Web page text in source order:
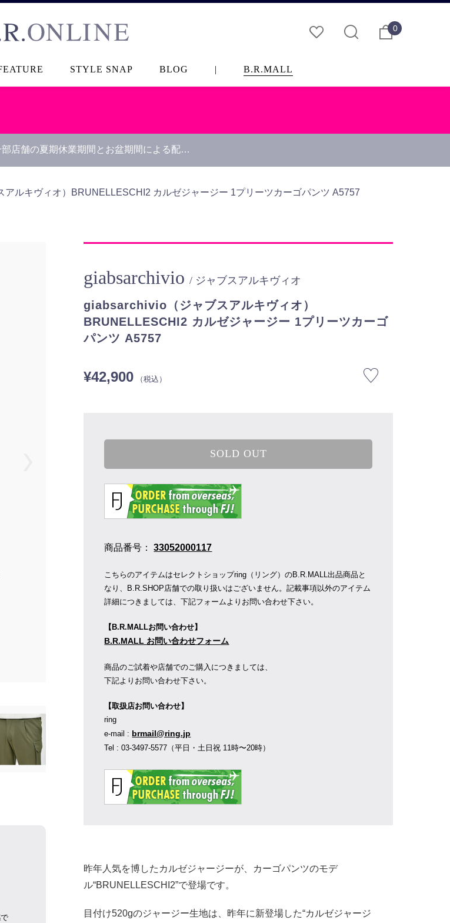
0
STYLE SNAP BLOG | B.R.MALL
部店舗の夏期休業期間とお盆期間による配…
ルキヴィオ） BRUNELLESCHI2 カルゼジャージー 1プリーツカーゴパンツ A5757
giabsarchivio/ ジャブスアルキヴィオ
giabsarchivio（ジャブスアルキヴィオ）
BRUNELLESCHI2 カルゼジャージー 1プリーツカーゴ
パンツ A5757
¥42,900 （税込）
SOLD OUT
商品番号：33052000117
こちらのアイテムはセレクトショップring（リング）のB.R.MALL出品商品と
なり、B.R.SHOP店舗での取り扱いはございません。記載事項以外のアイテム
詳細につきましては、下記フォームよりお問い合わせ下さい。
【B.R.MALLお問い合わせ】
B.R.MALL お問い合わせフォーム
商品のご試着や店舗でのご購入につきましては、
下記よりお問い合わせ下さい。
【取扱店お問い合わせ】
ring
e-mail : brmail@ring.jp
Tel : 03-3497-5577（平日・土日祝 11時〜20時）
昨年人気を博したカルゼジャージーが、カーゴパンツのモデ
ル“BRUNELLESCHI2”で登場です。
目付け520gのジャージー生地は、昨年に新登場した“カルゼジャージ